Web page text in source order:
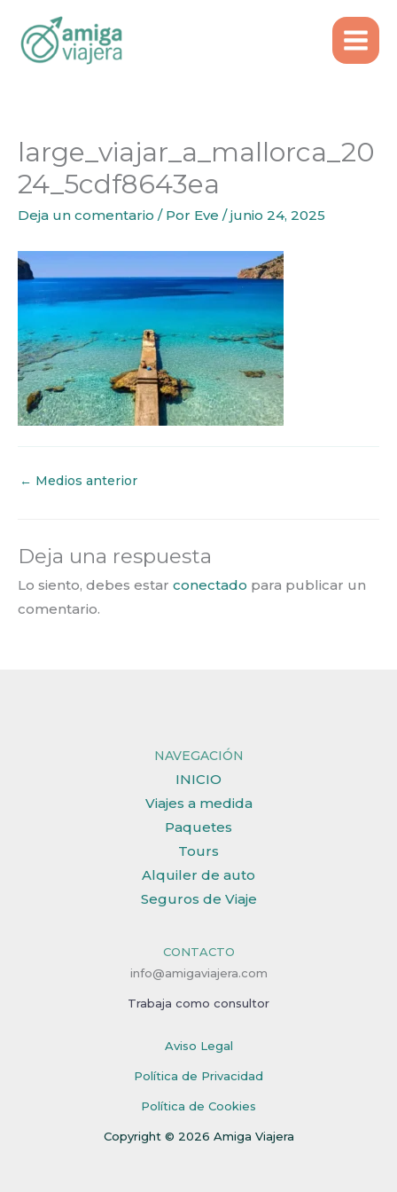
contenido
Mallorca con todo incluido desde Lisboa
large_viajar_a_mallorca_2024_5cdf8643ea
large_viajar_a_mallorca_20
24_5cdf8643ea
Deja un comentario / Por Eve /junio 24, 2025
← Medios anterior
Deja una respuesta
Lo siento, debes estar conectado para publicar un
comentario.
NAVEGACIÓN
INICIO
Viajes a medida
Paquetes
Tours
Alquiler de auto
Seguros de Viaje
CONTACTO
info@amigaviajera.com
Trabaja como consultor
Aviso Legal
Política de Privacidad
Política de Cookies
Copyright © 2026 Amiga Viajera